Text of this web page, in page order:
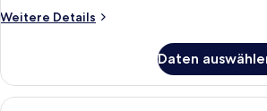
Weitere Details
Weitere
Zimmer,
Meerblick
Daten
Alle
Deluxe-